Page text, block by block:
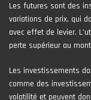
Les futures sont des
variations de prix, qui
avec effet de levier.
perte supérieur au
Les investissements
comme des
volatilité et peuvent